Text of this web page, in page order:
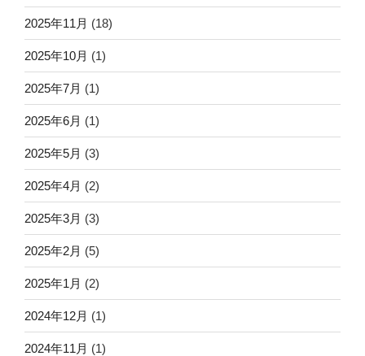
2025年11月 (18)
2025年10月 (1)
2025年7月 (1)
2025年6月 (1)
2025年5月 (3)
2025年4月 (2)
2025年3月 (3)
2025年2月 (5)
2025年1月 (2)
2024年12月 (1)
2024年11月 (1)